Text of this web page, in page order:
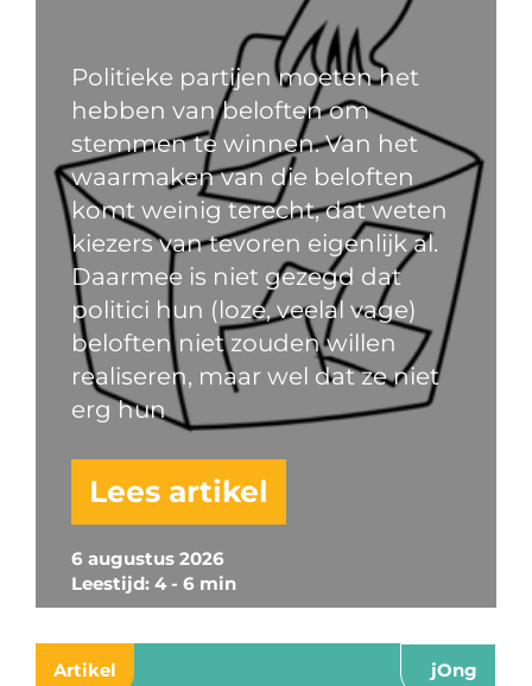
6 augustus 2026
Leestijd: 4 - 6 min
Politieke partijen moeten het
hebben van beloften om
stemmen te winnen. Van het
waarmaken van die beloften
komt weinig terecht, dat weten
kiezers van tevoren eigenlijk al.
Daarmee is niet gezegd dat
politici hun (loze, veelal vage)
beloften niet zouden willen
realiseren, maar wel dat ze niet
erg hun
Lees artikel
Artikel jOng